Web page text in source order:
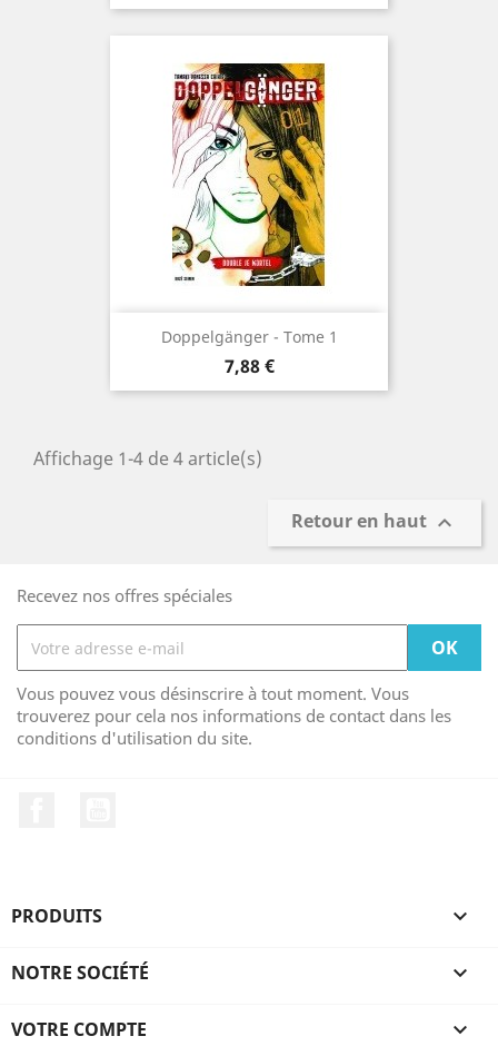
Doppelgänger - Tome 1
Prix
7,88 €
Affichage 1-4 de 4 article(s)
Retour en haut 
Recevez nos offres spéciales
Vous pouvez vous désinscrire à tout moment. Vous
trouverez pour cela nos informations de contact dans les
conditions d'utilisation du site.
PRODUITS 
NOTRE SOCIÉTÉ 
VOTRE COMPTE 